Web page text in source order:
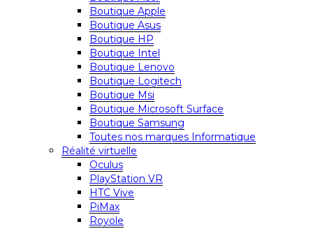
Boutique Apple
Boutique Asus
Boutique HP
Boutique Intel
Boutique Lenovo
Boutique Logitech
Boutique Msi
Boutique Microsoft Surface
Boutique Samsung
Toutes nos marques Informatique
Réalité virtuelle
Oculus
PlayStation VR
HTC Vive
PiMax
Royole